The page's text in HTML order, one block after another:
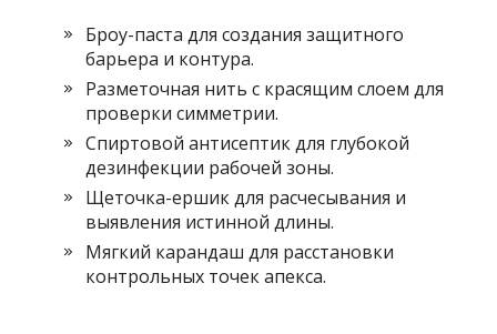
Броу-паста для создания защитного
барьера и контура.
Разметочная нить с красящим слоем для
проверки симметрии.
Спиртовой антисептик для глубокой
дезинфекции рабочей зоны.
Щеточка-ершик для расчесывания и
выявления истинной длины.
Мягкий карандаш для расстановки
контрольных точек апекса.